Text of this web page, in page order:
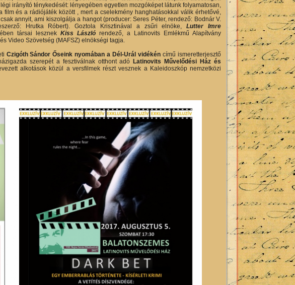
irányító ténykedését: lényegében egyetlen mozgóképet látunk folyamatosan,
és a rádiójáték között , mert a cselekmény hanghatásokkal válik érhetővé,
annyit, ami kiszolgálja a hangot (producer: Seres Péter, rendező: Bodnár V.
Hrutka Róbert). Goztola Krisztinával a zsűri elnöke,Lutter Imre
társai lesznek Kiss László rendező, a Latinovits Emlékmű Alapítvány
Video Szövetség (MAFSZ) elnökségi tagja.
Czigóth Sándor Őseink nyomában a Dél-Urál vidékéncímű ismeretterjesztő
szerepét a fesztiválnak otthont adó Latinovits Művelődési Ház és
alkotások közül a versfilmek részt vesznek a Kaleidoszkóp nemzetközi